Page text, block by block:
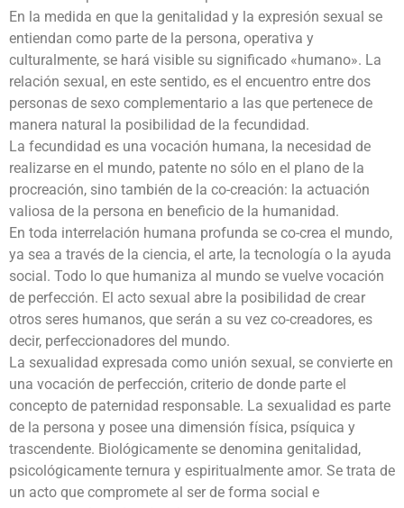
En la medida en que la genitalidad y la expresión sexual se
entiendan como parte de la persona, operativa y
culturalmente, se hará visible su significado «humano». La
relación sexual, en este sentido, es el encuentro entre dos
personas de sexo complementario a las que pertenece de
manera natural la posibilidad de la fecundidad.
La fecundidad es una vocación humana, la necesidad de
realizarse en el mundo, patente no sólo en el plano de la
procreación, sino también de la co-creación: la actuación
valiosa de la persona en beneficio de la humanidad.
En toda interrelación humana profunda se co-crea el mundo,
ya sea a través de la ciencia, el arte, la tecnología o la ayuda
social. Todo lo que humaniza al mundo se vuelve vocación
de perfección. El acto sexual abre la posibilidad de crear
otros seres humanos, que serán a su vez co-creadores, es
decir, perfeccionadores del mundo.
La sexualidad expresada como unión sexual, se convierte en
una vocación de perfección, criterio de donde parte el
concepto de paternidad responsable. La sexualidad es parte
de la persona y posee una dimensión física, psíquica y
trascendente. Biológicamente se denomina genitalidad,
psicológicamente ternura y espiritualmente amor. Se trata de
un acto que compromete al ser de forma social e